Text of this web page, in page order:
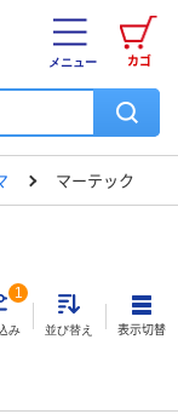
カゴ
メニュー
マーテック
み
1
並び替え 表示切替